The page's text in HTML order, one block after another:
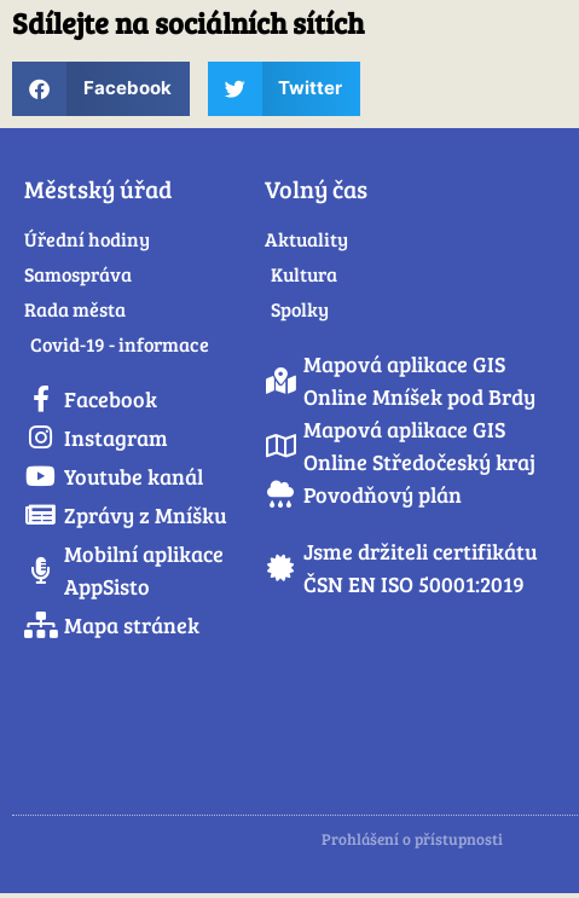
Sdílejte na sociálních sítích
Facebook Twitter
Městský úřad
Úřední hodiny
Samospráva
Rada města
Covid-19 - informace
Facebook
Instagram
Youtube kanál
Zprávy z Mníšku
Mobilní aplikace
AppSisto
Mapa stránek
Volný čas
Aktuality
Kultura
Spolky
Mapová aplikace GIS
Online Mníšek pod Brdy
Mapová aplikace GIS
Online Středočeský kraj
Povodňový plán
Jsme držiteli certifikátu
ČSN EN ISO 50001:2019
Prohlášení o přístupnosti